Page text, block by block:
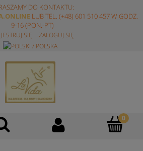
DO KONTAKTU:
LUB TEL. (+48) 601 510 457 W GODZ.
9-16 (PON.-PT)
SIĘ ZALOGUJ SIĘ